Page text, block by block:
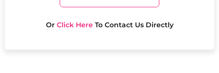
OrClick HereTo Contact Us Directly